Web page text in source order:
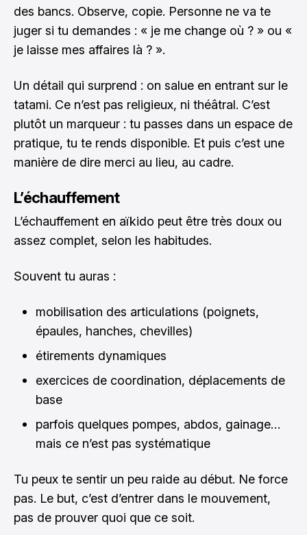
des bancs. Observe, copie. Personne ne va te
juger si tu demandes : « je me change où ? » ou «
je laisse mes affaires là ? ».
Un détail qui surprend : on salue en entrant sur le
tatami. Ce n’est pas religieux, ni théâtral. C’est
plutôt un marqueur : tu passes dans un espace de
pratique, tu te rends disponible. Et puis c’est une
manière de dire merci au lieu, au cadre.
L’échauffement
L’échauffement en aïkido peut être très doux ou
assez complet, selon les habitudes.
Souvent tu auras :
mobilisation des articulations (poignets,
épaules, hanches, chevilles)
étirements dynamiques
exercices de coordination, déplacements de
base
parfois quelques pompes, abdos, gainage…
mais ce n’est pas systématique
Tu peux te sentir un peu raide au début. Ne force
pas. Le but, c’est d’entrer dans le mouvement,
pas de prouver quoi que ce soit.